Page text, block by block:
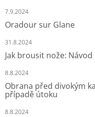
7.9.2024
Oradour sur Glane
31.8.2024
Jak brousit nože:
8.8.2024
Obrana před divokým
případě útoku
8.8.2024